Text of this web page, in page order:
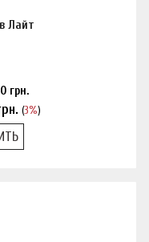
Лайт
грн.
(3%)